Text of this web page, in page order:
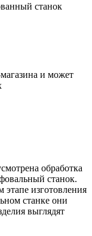
станок
и может
обработка
станок.
изготовления
станке они
выглядят